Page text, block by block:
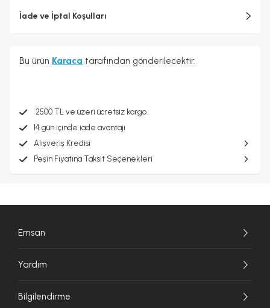
İade ve İptal Koşulları
Bu ürün Karaca tarafından gönderilecektir.
2500 TL ve üzeri ücretsiz kargo
14 gün içinde iade avantajı
Alışveriş Kredisi
Peşin Fiyatına Taksit Seçenekleri
Emsan
Yardım
Bilgilendirme